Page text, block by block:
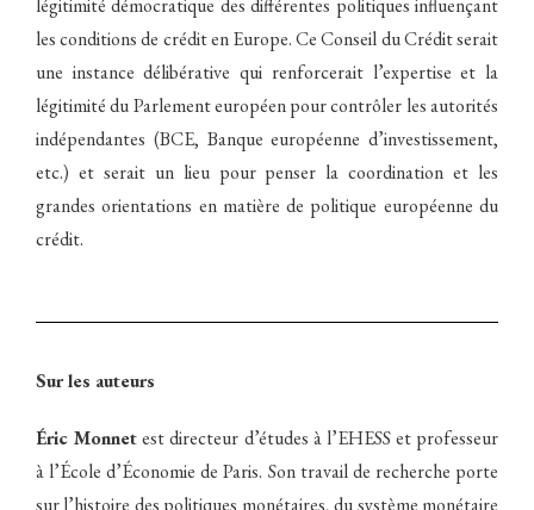
légitimité démocratique des différentes politiques influençant
les conditions de crédit en Europe. Ce Conseil du Crédit serait
une instance délibérative qui renforcerait l’expertise et la
légitimité du Parlement européen pour contrôler les autorités
indépendantes (BCE, Banque européenne d’investissement,
etc.) et serait un lieu pour penser la coordination et les
grandes orientations en matière de politique européenne du
crédit.
Sur les auteurs
Éric Monnetest directeur d’études à l’EHESS et professeur
à l’École d’Économie de Paris. Son travail de recherche porte